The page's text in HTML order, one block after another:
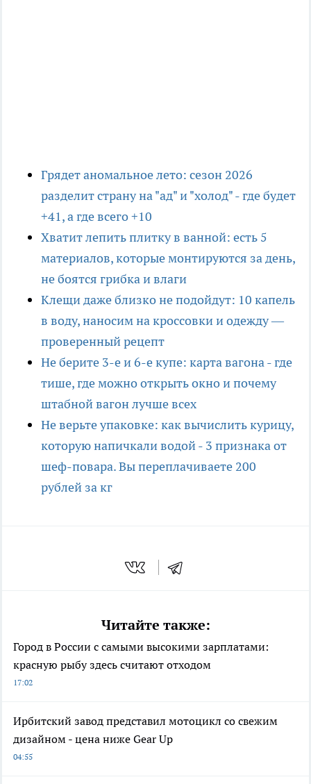
Грядет аномальное лето: сезон 2026
разделит страну на "ад" и "холод" - где будет
+41, а где всего +10
Хватит лепить плитку в ванной: есть 5
материалов, которые монтируются за день,
не боятся грибка и влаги
Клещи даже близко не подойдут: 10 капель
в воду, наносим на кроссовки и одежду —
проверенный рецепт
Не берите 3-е и 6-е купе: карта вагона - где
тише, где можно открыть окно и почему
штабной вагон лучше всех
Не верьте упаковке: как вычислить курицу,
которую напичкали водой - 3 признака от
шеф-повара. Вы переплачиваете 200
рублей за кг
Читайте также:
Город в России с самыми высокими зарплатами:
красную рыбу здесь считают отходом
17:02
Ирбитский завод представил мотоцикл со свежим
дизайном - цена ниже Gear Up
04:55